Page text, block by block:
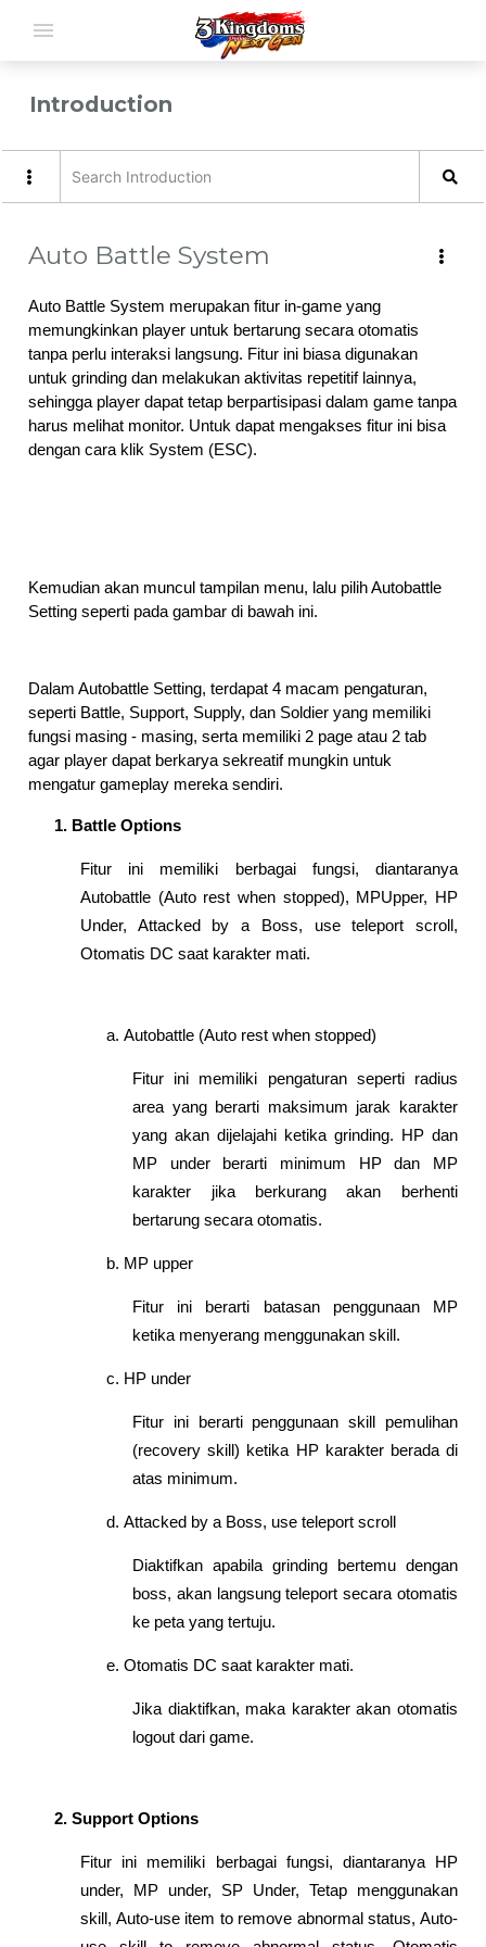
menu
Introduction
Auto Battle System
Auto Battle System merupakan fitur in-game yang
memungkinkan player untuk bertarung secara otomatis
tanpa perlu interaksi langsung. Fitur ini biasa digunakan
untuk grinding dan melakukan aktivitas repetitif lainnya,
sehingga player dapat tetap berpartisipasi dalam game tanpa
harus melihat monitor. Untuk dapat mengakses fitur ini bisa
dengan cara klik System (ESC).
Kemudian akan muncul tampilan menu, lalu pilih Autobattle
Setting seperti pada gambar di bawah ini.
Dalam Autobattle Setting, terdapat 4 macam pengaturan,
seperti Battle, Support, Supply, dan Soldier yang memiliki
fungsi masing - masing, serta memiliki 2 page atau 2 tab
agar player dapat berkarya sekreatif mungkin untuk
mengatur gameplay mereka sendiri.
Battle Options
Fitur ini memiliki berbagai fungsi, diantaranya
Autobattle (Auto rest when stopped), MPUpper, HP
Under, Attacked by a Boss, use teleport scroll,
Otomatis DC saat karakter mati.
Autobattle (Auto rest when stopped)
Fitur ini memiliki pengaturan seperti radius
area yang berarti maksimum jarak karakter
yang akan dijelajahi ketika grinding. HP dan
MP under berarti minimum HP dan MP
karakter jika berkurang akan berhenti
bertarung secara otomatis.
MP upper
Fitur ini berarti batasan penggunaan MP
ketika menyerang menggunakan skill.
HP under
Fitur ini berarti penggunaan skill pemulihan
(recovery skill) ketika HP karakter berada di
atas minimum.
Attacked by a Boss, use teleport scroll
Diaktifkan apabila grinding bertemu dengan
boss, akan langsung teleport secara otomatis
ke peta yang tertuju.
Otomatis DC saat karakter mati.
Jika diaktifkan, maka karakter akan otomatis
logout dari game.
Support Options
Fitur ini memiliki berbagai fungsi, diantaranya HP
under, MP under, SP Under, Tetap menggunakan
skill, Auto-use item to remove abnormal status, Auto-